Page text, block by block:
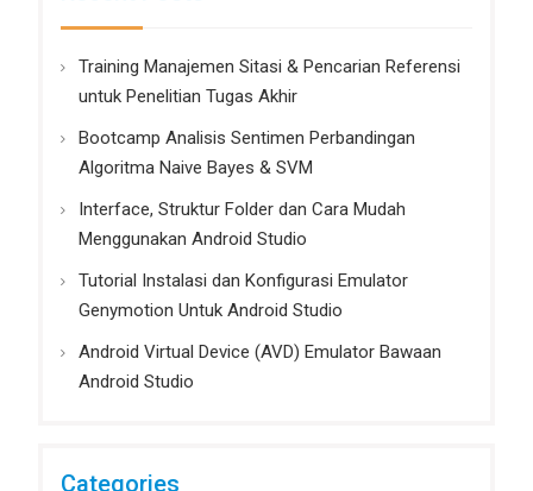
Training Manajemen Sitasi & Pencarian Referensi
untuk Penelitian Tugas Akhir
Bootcamp Analisis Sentimen Perbandingan
Algoritma Naive Bayes & SVM
Interface, Struktur Folder dan Cara Mudah
Menggunakan Android Studio
Tutorial Instalasi dan Konfigurasi Emulator
Genymotion Untuk Android Studio
Android Virtual Device (AVD) Emulator Bawaan
Android Studio
Categories